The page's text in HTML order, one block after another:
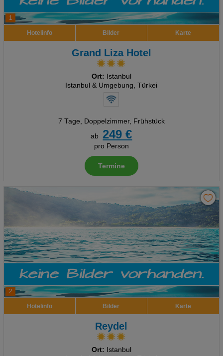
1
Hotelinfo Bilder Karte
Grand Liza Hotel
Ort: Istanbul
Istanbul & Umgebung, Türkei
7 Tage, Doppelzimmer, Frühstück
ab
249 €
pro Person
Termine
2
Hotelinfo Bilder Karte
Reydel
Ort: Istanbul